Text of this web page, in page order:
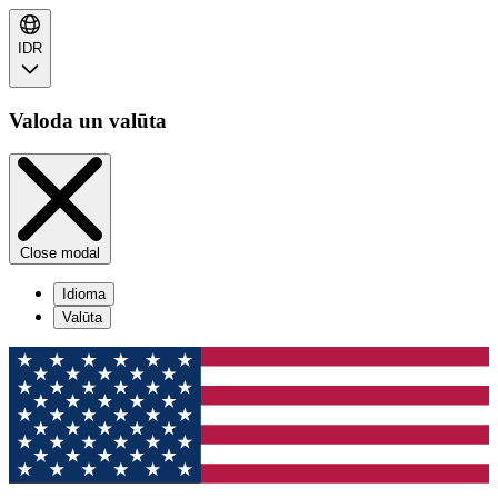
IDR
Valoda un valūta
Close modal
Idioma
Valūta